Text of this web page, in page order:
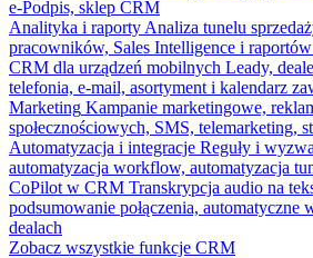
e-Podpis, sklep CRM
Analityka i raporty Analiza tunelu
pracowników, Sales Intelligence i
CRM dla urządzeń mobilnych Leady,
telefonia, e-mail, asortyment i kalendarz
Marketing Kampanie marketingowe,
społecznościowych, SMS, telemarketing,
Automatyzacja i integracje Reguły i
automatyzacja workflow, automatyzacja
CoPilot w CRM Transkrypcja audio na
podsumowanie połączenia, automatyczne
dealach
Zobacz wszystkie funkcje CRM